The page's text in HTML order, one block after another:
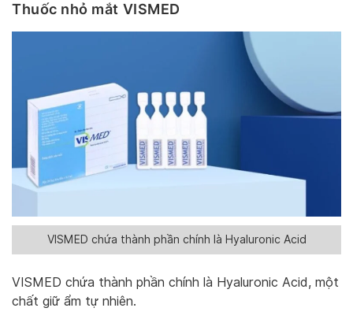
Thuốc nhỏ mắt VISMED
VISMED chứa thành phần chính là Hyaluronic Acid
VISMED chứa thành phần chính là Hyaluronic Acid, một
chất giữ ẩm tự nhiên.